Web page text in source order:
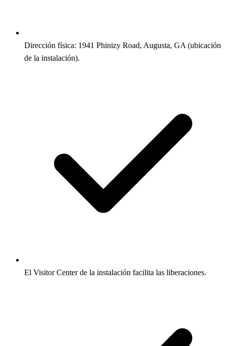
Dirección física: 1941 Phinizy Road, Augusta, GA (ubicación
de la instalación).
El Visitor Center de la instalación facilita las liberaciones.